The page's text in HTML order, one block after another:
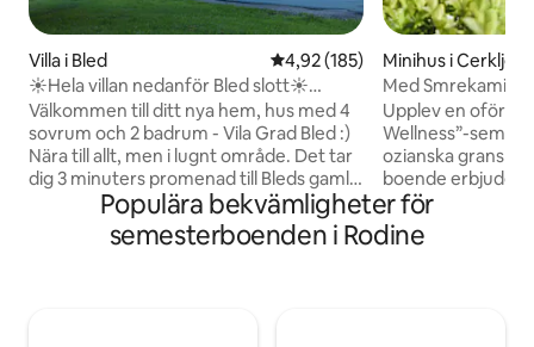
Villa i Bled 4,92 av 5 i genomsnittligt
4,92 (185)
☀Hela villan nedanför Bled slott☀
freeBikes & bastu
Välkommen till ditt nya hem, hus med 4
sovrum och 2 badrum - Vila Grad Bled :)
Nära till allt, men i lugnt område. Det tar
dig 3 minuters promenad till Bleds gamla
stadskärna, 6 minuters promenad till
Bledsjön och några minuters promenad
till Bleds slott. Det finns några cyklar som
Minihus i Cerklje
kem
Med Smrekami |
wellness och spa
Upplev en
Wellness”-
ozianska
boende erbjuder
två separata
trästuga med
förstklassig
Populära bekvämligheter för
semesterboenden i Rodine